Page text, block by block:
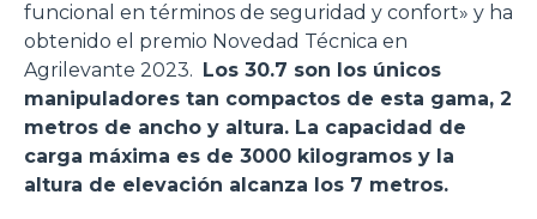
funcional en términos de seguridad y confort» y ha
obtenido el premio Novedad Técnica en
Agrilevante 2023. Los 30.7 son los únicos
manipuladores tan compactos de esta gama, 2
metros de ancho y altura. La capacidad de
carga máxima es de 3000 kilogramos y la
altura de elevación alcanza los 7 metros.